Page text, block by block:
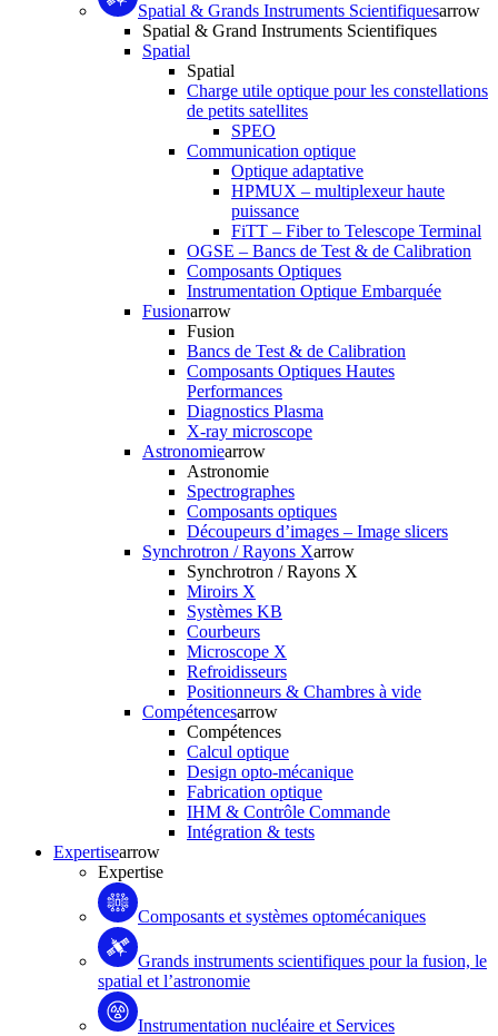
Spatial & Grands Instruments Scientifiquesarrow
Spatial & Grand Instruments Scientifiques
Spatial
Spatial
Charge utile optique pour les constellations
de petits satellites
SPEO
Communication optique
Optique adaptative
HPMUX – multiplexeur haute
puissance
FiTT – Fiber to Telescope Terminal
OGSE – Bancs de Test & de Calibration
Composants Optiques
Instrumentation Optique Embarquée
Fusionarrow
Fusion
Bancs de Test & de Calibration
Composants Optiques Hautes
Performances
Diagnostics Plasma
X-ray microscope
Astronomiearrow
Astronomie
Spectrographes
Composants optiques
Découpeurs d’images – Image slicers
Synchrotron / Rayons Xarrow
Synchrotron / Rayons X
Miroirs X
Systèmes KB
Courbeurs
Microscope X
Refroidisseurs
Positionneurs & Chambres à vide
Compétencesarrow
Compétences
Calcul optique
Design opto-mécanique
Fabrication optique
IHM & Contrôle Commande
Intégration & tests
Expertisearrow
Expertise
Composants et systèmes optomécaniques
Grands instruments scientifiques pour la fusion, le
spatial et l’astronomie
Instrumentation nucléaire et Services